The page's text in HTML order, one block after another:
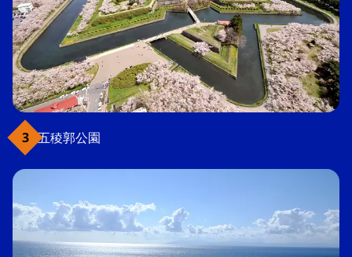
五稜郭公園